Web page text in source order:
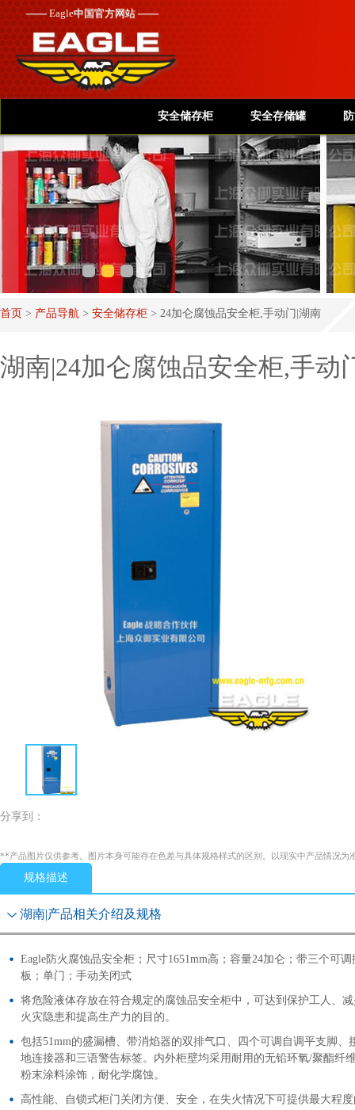
——Eagle中国官方网站 ——
安全储存柜 安全存储罐
首页 > 产品导航 > 安全储存柜 > 24加仑腐蚀品安全柜,手动门|湖南
湖南|24加仑腐蚀品安全柜,手动
分享到：
**产品图片仅供参考。图片本身可能存在色差与具体规格样式的区别。以现实中产品情况为
规格描述
湖南|产品相关介绍及规格
Eagle防火腐蚀品安全柜；尺寸1651mm高；容量24加仑；带三个可调
板；单门；手动关闭式
将危险液体存放在符合规定的腐蚀品安全柜中，可达到保护工人、
火灾隐患和提高生产力的目的。
包括51mm的盛漏槽、带消焰器的双排气口、四个可调自调平支脚、
地连接器和三语警告标签。内外柜壁均采用耐用的无铅环氧/聚酯纤
粉末涂料涂饰，耐化学腐蚀。
高性能、自锁式柜门关闭方便、安全，在失火情况下可提供最大程